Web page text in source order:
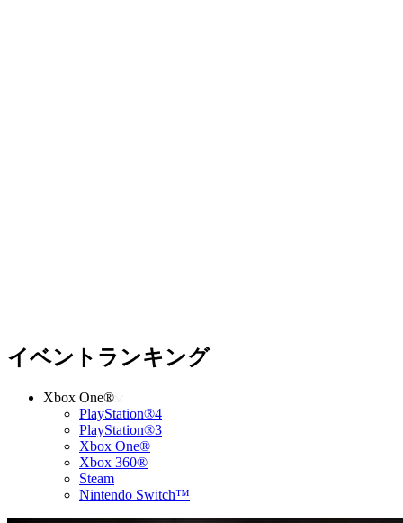
イベントランキング
Xbox One®
PlayStation®4
PlayStation®3
Xbox One®
Xbox 360®
Steam
Nintendo Switch™